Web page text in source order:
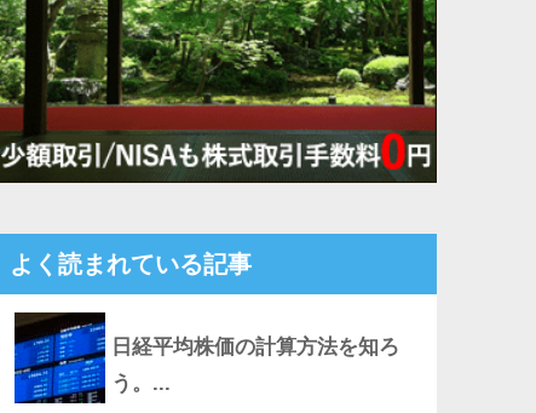
よく読まれている記事
日経平均株価の計算方法を知ろ
う。...